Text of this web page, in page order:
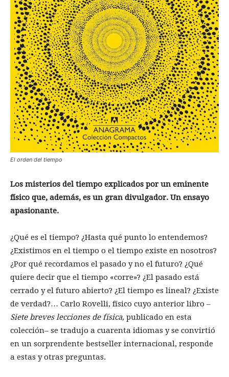
El orden del tiempo
Los misterios del tiempo explicados por un eminente
físico que, además, es un gran divulgador. Un ensayo
apasionante.
¿Qué es el tiempo? ¿Hasta qué punto lo entendemos?
¿Existimos en el tiempo o el tiempo existe en nosotros?
¿Por qué recordamos el pasado y no el futuro? ¿Qué
quiere decir que el tiempo «corre»? ¿El pasado está
cerrado y el futuro abierto? ¿El tiempo es lineal? ¿Existe
de verdad?… Carlo Rovelli, físico cuyo anterior libro –
Siete breves lecciones de física, publicado en esta
colección– se tradujo a cuarenta idiomas y se convirtió
en un sorprendente bestseller internacional, responde
a estas y otras preguntas.